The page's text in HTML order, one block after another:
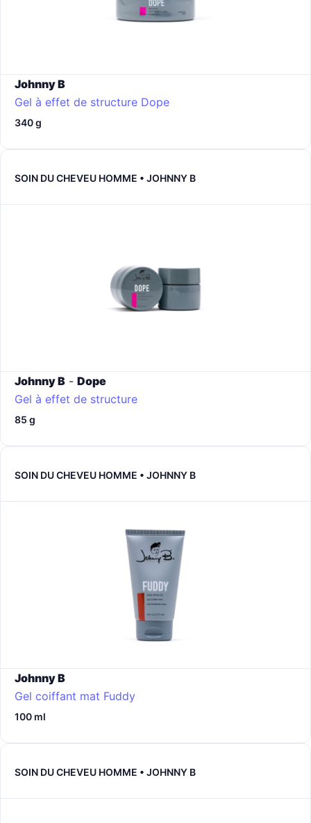
Johnny B
Gel à effet de structure Dope
340 g
SOIN DU CHEVEU HOMME • JOHNNY B
Johnny B - Dope
Gel à effet de structure
85 g
SOIN DU CHEVEU HOMME • JOHNNY B
Johnny B
Gel coiffant mat Fuddy
100 ml
SOIN DU CHEVEU HOMME • JOHNNY B